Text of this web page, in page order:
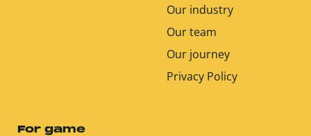
Our industry
Our team
Our journey
Privacy Policy
For game